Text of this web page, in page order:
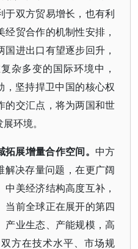
于双方贸易增长，也有利
贸合作的机制性安排，
进出口有望逐步回升，
杂多变的国际环境中，
，坚持捍卫中国的核心权
的交汇点，将为两国和世
环境。
展增量合作空间。 中方
解决存量问题，在更广阔
美经济结构高度互补，
当前全球正在展开的第四
产业生态、产能规模，高
方在技术水平、市场规